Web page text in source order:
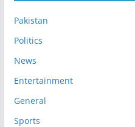
Pakistan
Politics
News
Entertainment
General
Sports